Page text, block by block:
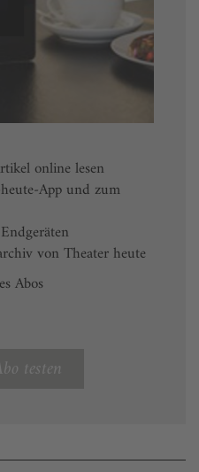
online lesen
App und zum
von Theater heute
Abos
testen